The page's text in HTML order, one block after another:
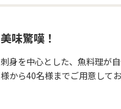
美味驚嘆！
刺身を中心とした、魚料理が
様から40名様までご用意してお